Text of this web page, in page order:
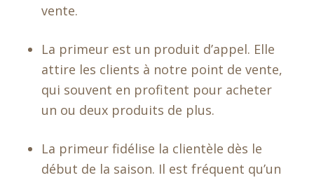
vente.
La primeur est un produit d’appel. Elle
attire les clients à notre point de vente,
qui souvent en profitent pour acheter
un ou deux produits de plus.
La primeur fidélise la clientèle dès le
début de la saison. Il est fréquent qu’un